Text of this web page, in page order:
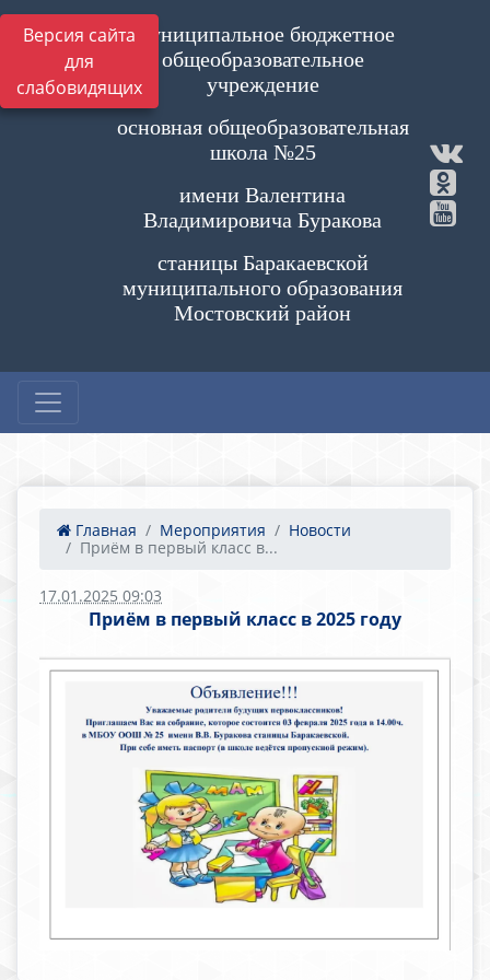
Версия сайта
для
слабовидящих
Муниципальное бюджетное
общеобразовательное
учреждение
основная общеобразовательная
школа №25
имени Валентина
Владимировича Буракова
станицы Баракаевской
муниципального образования
Мостовский район
Главная Мероприятия
Новости
Приём в первый класс в...
17.01.2025 09:03
Приём в первый класс в 2025 году